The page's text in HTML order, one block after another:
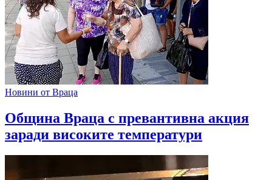
Новини от Враца
Община Враца с превантивна акция
заради високите температури